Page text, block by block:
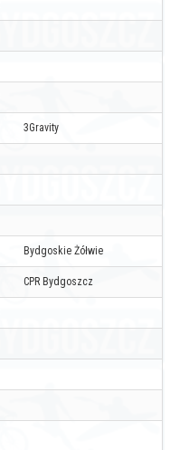
3Gravity
Bydgoskie Żółwie
CPR Bydgoszcz